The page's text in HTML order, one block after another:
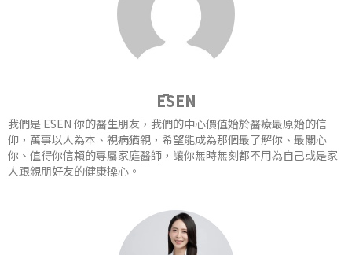
ĒSEN
我們是 ĒSEN 你的醫生朋友，我們的中心價值始於醫療最原始的信
仰，萬事以人為本、視病猶親，希望能成為那個最了解你、最關心
你、值得你信賴的專屬家庭醫師，讓你無時無刻都不用為自己或是家
人跟親朋好友的健康操心。